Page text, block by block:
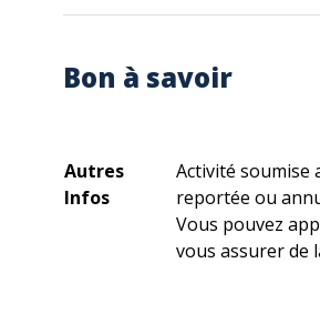
Bon à savoir
Autres
Infos
Activité soumise
reportée ou
Vous pouvez
vous assurer de